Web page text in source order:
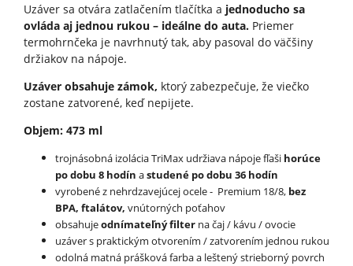
Uzáver sa otvára zatlačením tlačítka a jednoducho sa
ovláda aj jednou rukou – ideálne do auta.Priemer
termohrnčeka je navrhnutý tak, aby pasoval do väčšiny
držiakov na nápoje.
Uzáver obsahuje zámok, ktorý zabezpečuje, že viečko
zostane zatvorené, keď nepijete.
Objem: 473 ml
trojnásobná izolácia TriMax udržiava nápoje fľaši horúce
po dobu 8 hodín astudené po dobu 36 hodín
vyrobené z nehrdzavejúcej ocele - Premium 18/8, bez
BPA, ftalátov, vnútorných poťahov
obsahujeodnímateľný filterna čaj / kávu / ovocie
uzáver s praktickým otvorením / zatvorením jednou rukou
odolná matná prášková farba a leštený strieborný povrch